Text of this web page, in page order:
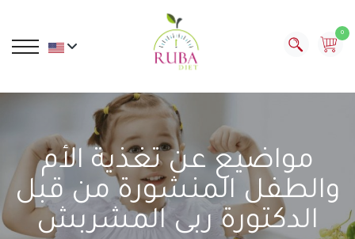
0
مواضيع عن تغذية الأم
والطفل المنشورة من قبل
الدكتورة ربى المشربش